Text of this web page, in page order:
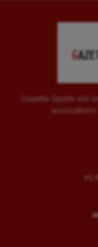
Outdoor
Pétanque
Gazette Sports est